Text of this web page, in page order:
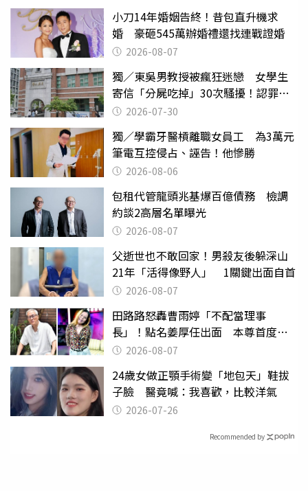
小刀14年婚姻告終！昔包直升機求
婚 豪砸545萬辦婚禮還找連戰證婚
2026-08-07
獨／東吳男教授被瘋狂迷戀 女學生
寄信「分屍吃掉」30次騷擾！認罪免
關 2026-07-30
獨／學霸牙醫槓離職女員工 為3萬元
筆電互控侵占、誣告！他慘勝
2026-08-06
包租代管龍頭兆基爆百億債務 檢調
約談2高層名單曝光
2026-08-07
父逝世也不敢回家！男殺友後躲深山
21年「活得像野人」 1關鍵出面自首
2026-08-07
田路路怒轟曹雨婷「不配當理事
長」！點名姜厚任出面 本尊首度回
應了2026-08-07
24歲女做正顎手術變「地包天」鞋拔
子臉 醫竟喊：我喜歡，比較洋氣
2026-07-26
Recommended by